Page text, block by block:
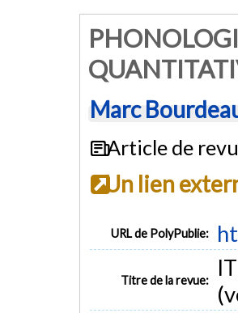
Marc
Article de
Un lien
URL de PolyPublie:
Titre de la revue: